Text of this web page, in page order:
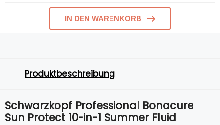
IN DEN WARENKORB
Produktbeschreibung
Schwarzkopf Professional Bonacure
Sun Protect 10-in-1 Summer Fluid